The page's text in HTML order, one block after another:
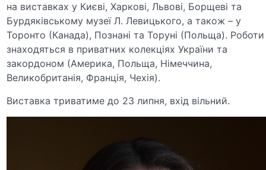
на виставках у Києві, Харкові, Львові, Борщеві та
Бурдяківському музеї Л. Левицького, а також – у
Торонто (Канада), Познані та Торуні (Польща). Роботи
знаходяться в приватних колекціях України та
закордоном (Америка, Польща, Німеччина,
Великобританія, Франція, Чехія).
Виставка триватиме до 23 липня, вхід вільний.